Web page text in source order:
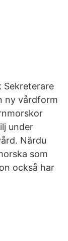
Sekreterare
ny vårdform
under
Närdu
som
också har